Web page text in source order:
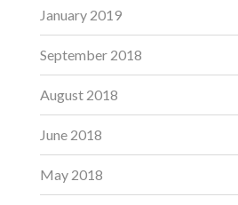
January 2019
September 2018
August 2018
June 2018
May 2018